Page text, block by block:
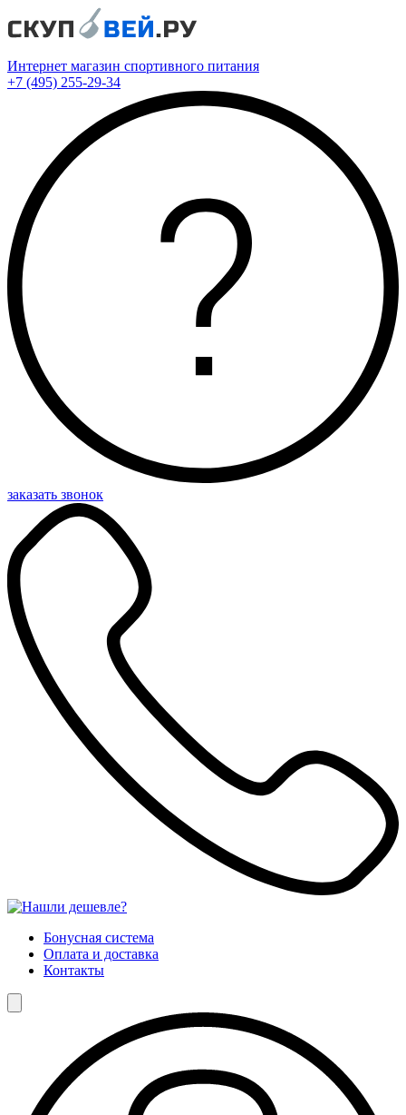
Интернет магазин спортивного питания
+7 (495) 255-29-34
заказать звонок
Бонусная система
Оплата и доставка
Контакты